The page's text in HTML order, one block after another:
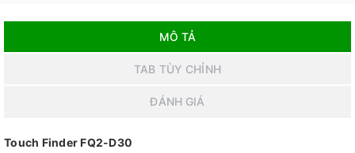
MÔ TẢ
TAB TÙY CHỈNH
ĐÁNH GIÁ
Touch Finder FQ2-D30